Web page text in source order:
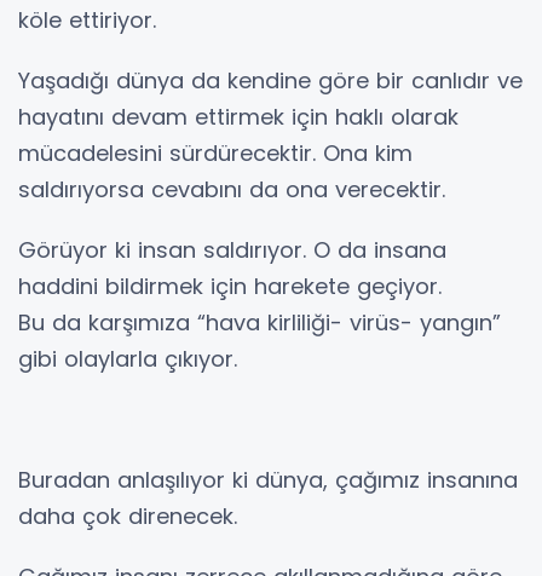
köle ettiriyor.
Yaşadığı dünya da kendine göre bir canlıdır ve
hayatını devam ettirmek için haklı olarak
mücadelesini sürdürecektir. Ona kim
saldırıyorsa cevabını da ona verecektir.
Görüyor ki insan saldırıyor. O da insana
haddini bildirmek için harekete geçiyor.
Bu da karşımıza “hava kirliliği- virüs- yangın”
gibi olaylarla çıkıyor.
Buradan anlaşılıyor ki dünya, çağımız insanına
daha çok direnecek.